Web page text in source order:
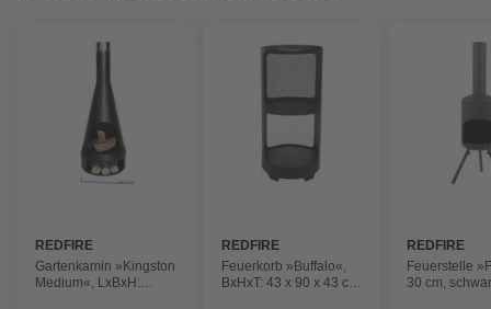
REDFIRE
Gartenkamin »Kingston
Medium«, LxBxH:
REDFIRE
Feuerkorb »Buffalo«,
BxHxT: 43 x 90 x 43 cm,
REDFIRE
Feuerstelle
30 cm,